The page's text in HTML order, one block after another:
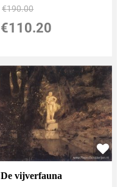
€190.00
€110.20
De vijverfauna